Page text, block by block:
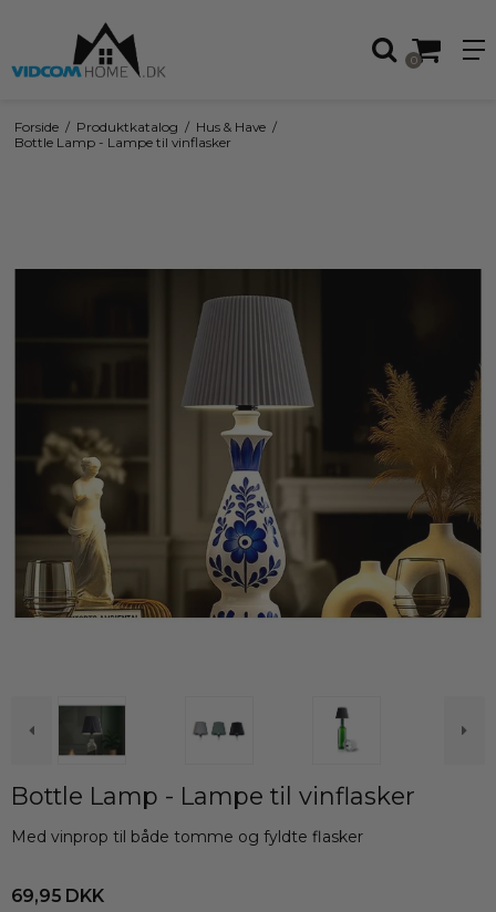
0
Forside / Produktkatalog / Hus & Have /
Bottle Lamp - Lampe til vinflasker
Bottle Lamp - Lampe til vinflasker
Med vinprop til både tomme og fyldte flasker
69,95 DKK